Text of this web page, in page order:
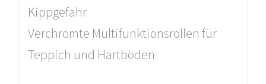
Kippgefahr
Verchromte Multifunktionsrollen für
Teppich und Hartböden